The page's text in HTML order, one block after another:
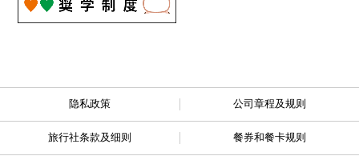
隐私政策 公司章程及规则
旅行社条款及细则 餐券和餐卡规则